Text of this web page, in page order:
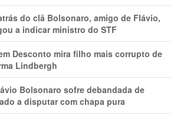
do clã Bolsonaro, amigo de Flávio,
a indicar ministro do STF
Desconto mira filho mais corrupto de
Lindbergh
Bolsonaro sofre debandada de
a disputar com chapa pura